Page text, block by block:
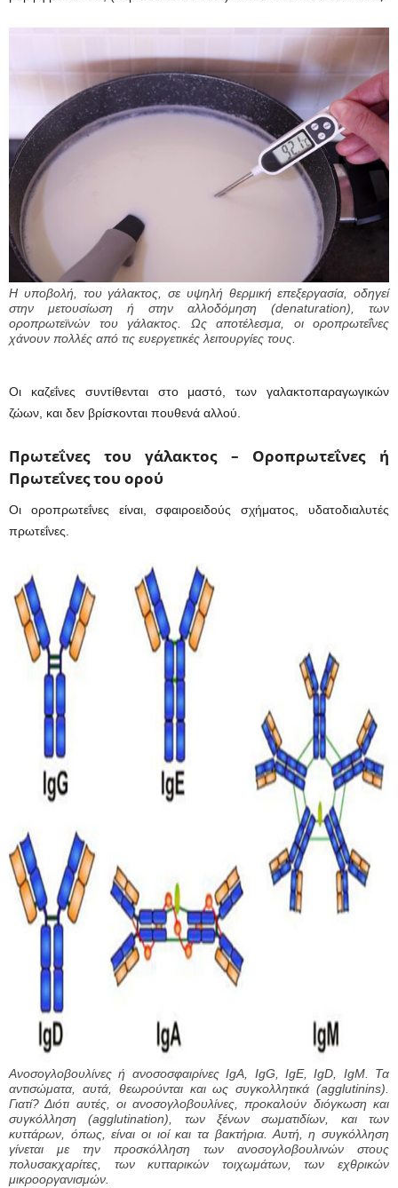
Η υποβολή, του γάλακτος, σε υψηλή θερμική επεξεργασία, οδηγεί
στην μετουσίωση ή στην αλλοδόμηση (denaturation), των
οροπρωτεϊνών του γάλακτος. Ως αποτέλεσμα, οι οροπρωτεΐνες
χάνουν πολλές από τις ευεργετικές λειτουργίες τους.
Οι καζεΐνες συντίθενται στο μαστό, των γαλακτοπαραγωγικών
ζώων, και δεν βρίσκονται πουθενά αλλού.
Πρωτεΐνες του γάλακτος –
Οροπρωτεΐνες ή
Πρωτεΐνες του ορού
Οι οροπρωτεΐνες είναι, σφαιροειδούς σχήματος, υδατοδιαλυτές
πρωτεΐνες.
Ανοσογλοβουλίνες ή ανοσοσφαιρίνες IgA, IgG, IgΕ, IgD, IgM. Τα
αντισώματα, αυτά, θεωρούνται και ως συγκολλητικά (agglutinins).
Γιατί? Διότι αυτές, οι ανοσογλοβουλίνες, προκαλούν διόγκωση και
συγκόλληση (agglutination), των ξένων σωματιδίων, και των
κυττάρων, όπως, είναι οι ιοί και τα βακτήρια. Αυτή, η συγκόλληση
γίνεται με την προσκόλληση των ανοσογλοβουλινών στους
πολυσακχαρίτες, των κυτταρικών τοιχωμάτων, των εχθρικών
μικροοργανισμών.